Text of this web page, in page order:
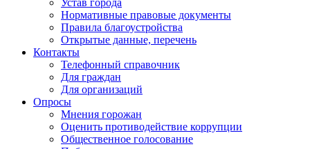
Устав города
Нормативные правовые документы
Правила благоустройства
Открытые данные, перечень
Контакты
Телефонный справочник
Для граждан
Для организаций
Опросы
Мнения горожан
Оценить противодействие коррупции
Общественное голосование